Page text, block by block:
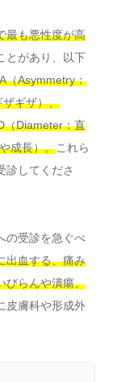
最も悪性度が高
とがあり、以下
A（Asymmetry：
ギザ）、
（Diameter：直
成長）。これら
診してくださ
の受診を急ぐべ
出血する、痛み
びらんや潰瘍、
皮膚科や形成外